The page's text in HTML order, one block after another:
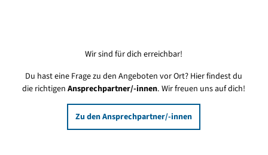
Wir sind für dich erreichbar!
Du hast eine Frage zu den Angeboten vor Ort? Hier findest du
die richtigenAnsprechpartner/-innen. Wir freuen uns auf dich!
Zu den Ansprechpartner/-innen